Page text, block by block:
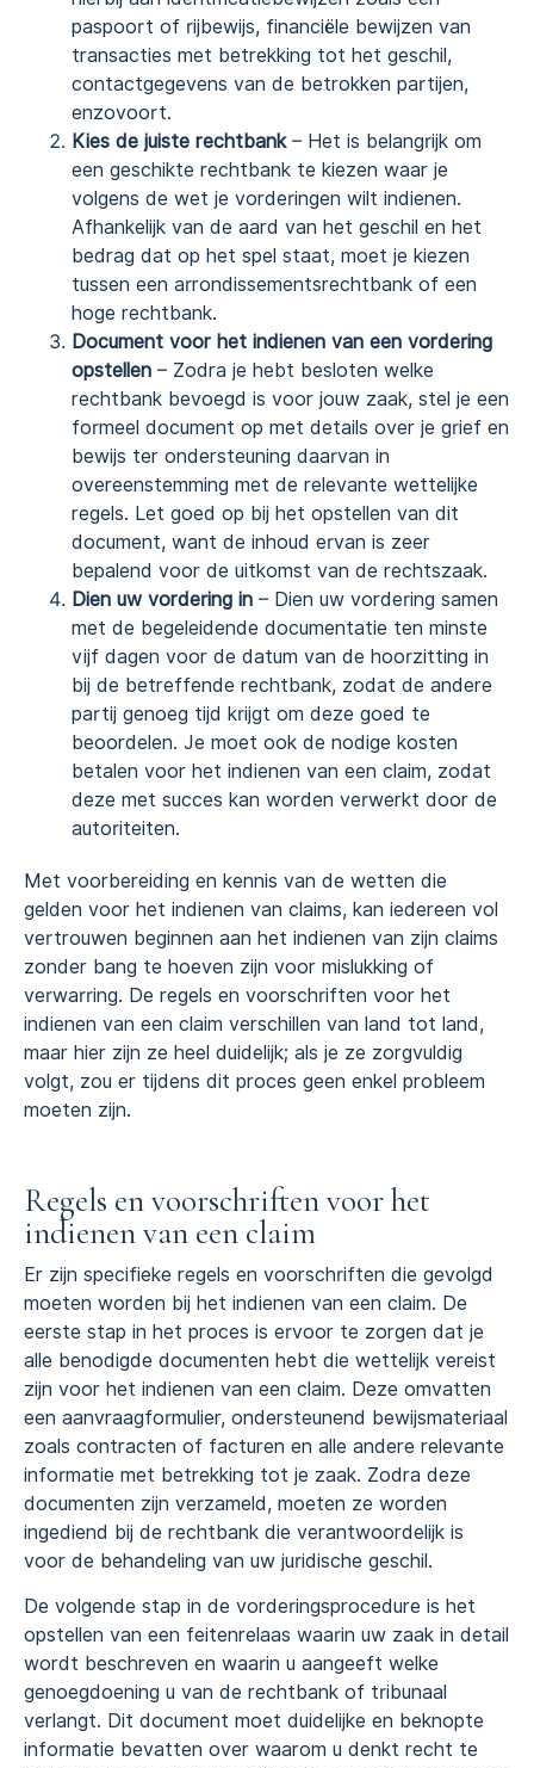
paspoort of rijbewijs, financiële bewijzen van
transacties met betrekking tot het geschil,
contactgegevens van de betrokken partijen,
enzovoort.
Kies de juiste rechtbank– Het is belangrijk om
een geschikte rechtbank te kiezen waar je
volgens de wet je vorderingen wilt indienen.
Afhankelijk van de aard van het geschil en het
bedrag dat op het spel staat, moet je kiezen
tussen een arrondissementsrechtbank of een
hoge rechtbank.
Document voor het indienen van een vordering
opstellen – Zodra je hebt besloten welke
rechtbank bevoegd is voor jouw zaak, stel je een
formeel document op met details over je grief en
bewijs ter ondersteuning daarvan in
overeenstemming met de relevante wettelijke
regels. Let goed op bij het opstellen van dit
document, want de inhoud ervan is zeer
bepalend voor de uitkomst van de rechtszaak.
Dien uw vordering in – Dien uw vordering samen
met de begeleidende documentatie ten minste
vijf dagen voor de datum van de hoorzitting in
bij de betreffende rechtbank, zodat de andere
partij genoeg tijd krijgt om deze goed te
beoordelen. Je moet ook de nodige kosten
betalen voor het indienen van een claim, zodat
deze met succes kan worden verwerkt door de
autoriteiten.
Met voorbereiding en kennis van de wetten die
gelden voor het indienen van claims, kan iedereen vol
vertrouwen beginnen aan het indienen van zijn claims
zonder bang te hoeven zijn voor mislukking of
verwarring. De regels en voorschriften voor het
indienen van een claim verschillen van land tot land,
maar hier zijn ze heel duidelijk; als je ze zorgvuldig
volgt, zou er tijdens dit proces geen enkel probleem
moeten zijn.
Regels en voorschriften voor het
indienen van een claim
Er zijn specifieke regels en voorschriften die gevolgd
moeten worden bij het indienen van een claim. De
eerste stap in het proces is ervoor te zorgen dat je
alle benodigde documenten hebt die wettelijk vereist
zijn voor het indienen van een claim. Deze omvatten
een aanvraagformulier, ondersteunend bewijsmateriaal
zoals contracten of facturen en alle andere relevante
informatie met betrekking tot je zaak. Zodra deze
documenten zijn verzameld, moeten ze worden
ingediend bij de rechtbank die verantwoordelijk is
voor de behandeling van uw juridische geschil.
De volgende stap in de vorderingsprocedure is het
opstellen van een feitenrelaas waarin uw zaak in detail
wordt beschreven en waarin u aangeeft welke
genoegdoening u van de rechtbank of tribunaal
verlangt. Dit document moet duidelijke en beknopte
informatie bevatten over waarom u denkt recht te